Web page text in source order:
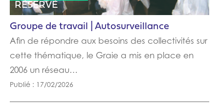
RÉSERVÉ
Groupe de travail | Autosurveillance
Afin de répondre aux besoins des collectivités sur
cette thématique, le Graie a mis en place en
2006 un réseau…
Publié : 17/02/2026